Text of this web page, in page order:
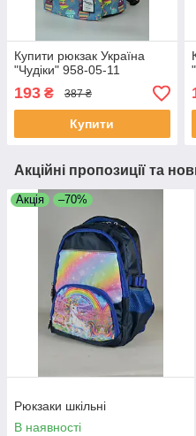
Купити рюкзак Україна
"Чудіки" 958-05-11
193 ₴ 387 ₴
Купити
Акційні пропозиції та
Акція –70%
Рюкзаки шкільні
В наявності